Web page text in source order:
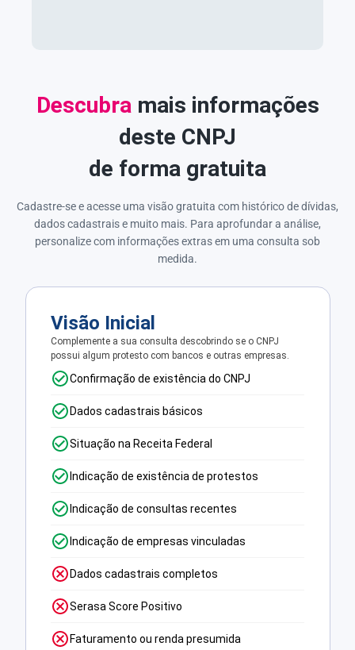
Descubra mais informações
deste CNPJ
de forma gratuita
Cadastre-se e acesse uma visão gratuita com histórico de dívidas,
dados cadastrais e muito mais. Para aprofundar a análise,
personalize com informações extras em uma consulta sob
medida.
Visão Inicial
Complemente a sua consulta descobrindo se o CNPJ
possui algum protesto com bancos e outras empresas.
Confirmação de existência do CNPJ
Dados cadastrais básicos
Situação na Receita Federal
Indicação de existência de protestos
Indicação de consultas recentes
Indicação de empresas vinculadas
Dados cadastrais completos
Serasa Score Positivo
Faturamento ou renda presumida